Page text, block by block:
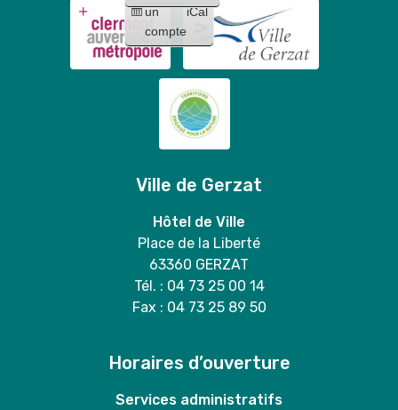
un
compte
iCal
Ville de Gerzat
Hôtel de Ville
Place de la Liberté
63360 GERZAT
Tél. : 04 73 25 00 14
Fax : 04 73 25 89 50
Horaires d’ouverture
Services administratifs